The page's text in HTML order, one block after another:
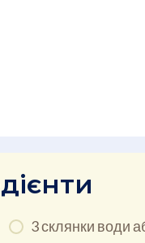
3 склянки води